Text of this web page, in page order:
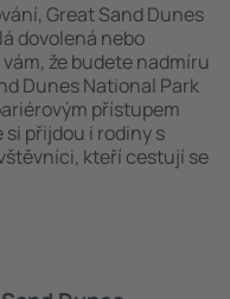
Great Sand Dunes
dovolená nebo
že budete nadmíru
Dunes National Park
přístupem
si přijdou i rodiny s
kteří cestují se